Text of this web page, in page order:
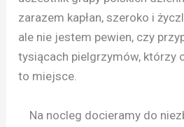
zarazem kapłan, szeroko i
ale nie jestem pewien, czy
tysiącach pielgrzymów, którzy
to miejsce.
Na nocleg docieramy do